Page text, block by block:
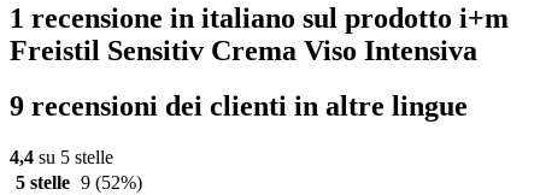
1 recensione in italiano sul prodotto i+m
Freistil Sensitiv Crema Viso Intensiva
9 recensioni dei clienti in altre lingue
4,4 su 5 stelle
5 stelle 9 (52%)